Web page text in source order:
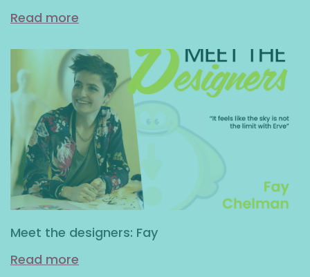
Read more
Meet the designers: Fay
Read more